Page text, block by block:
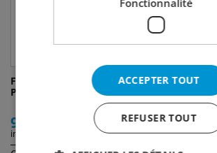
Fever-Tree Classic Mojito
Premium Cocktail Mixer
9.50
incl. TVA
Fever-Tree
2.80
incl. TVA
ACCEPTER TOUT
REFUSER TOUT